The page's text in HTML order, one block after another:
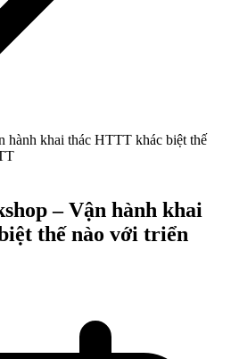
hành khai thác HTTT khác biệt thế
– Vận hành khai
thế nào với triển